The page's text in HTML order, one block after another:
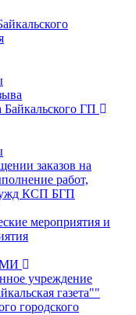
Байкальского ГП
заказов на
работ,
КСП БГП
мероприятия и
учреждение
газета""
городского